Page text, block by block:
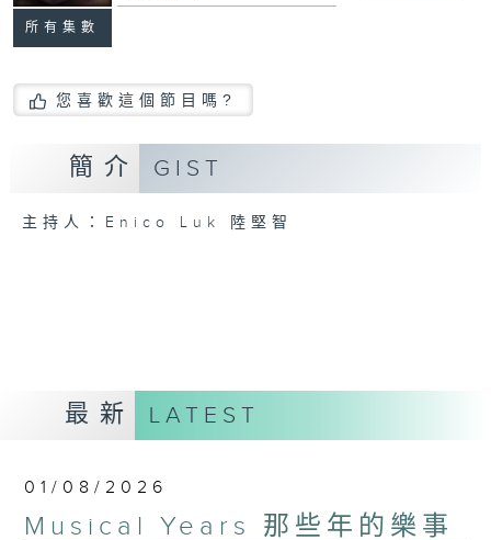
所有集數
您喜歡這個節目嗎?
簡介 GIST
主持人：Enico Luk 陸堅智
最新 LATEST
01/08/2026
Musical Years 那些年的樂事